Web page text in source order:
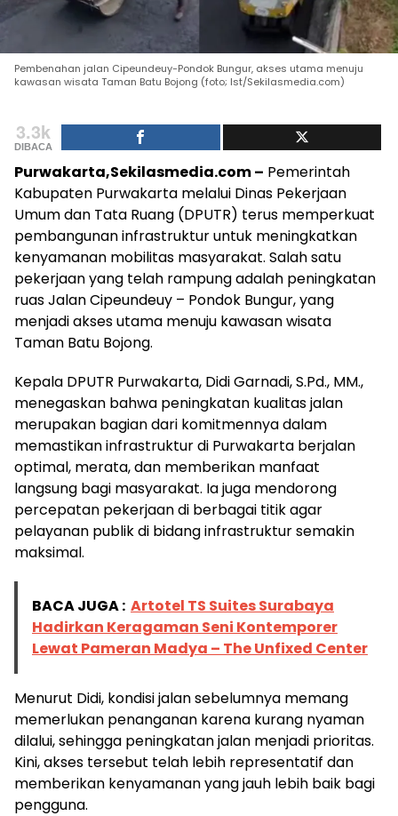
Pembenahan jalan Cipeundeuy-Pondok Bungur, akses utama menuju
kawasan wisata Taman Batu Bojong (foto; Ist/Sekilasmedia.com)
3.3k
DIBACA
Purwakarta,Sekilasmedia.com – Pemerintah
Kabupaten Purwakarta melalui Dinas Pekerjaan
Umum dan Tata Ruang (DPUTR) terus memperkuat
pembangunan infrastruktur untuk meningkatkan
kenyamanan mobilitas masyarakat. Salah satu
pekerjaan yang telah rampung adalah peningkatan
ruas Jalan Cipeundeuy – Pondok Bungur, yang
menjadi akses utama menuju kawasan wisata
Taman Batu Bojong.
Kepala DPUTR Purwakarta, Didi Garnadi, S.Pd., MM.,
menegaskan bahwa peningkatan kualitas jalan
merupakan bagian dari komitmennya dalam
memastikan infrastruktur di Purwakarta berjalan
optimal, merata, dan memberikan manfaat
langsung bagi masyarakat. Ia juga mendorong
percepatan pekerjaan di berbagai titik agar
pelayanan publik di bidang infrastruktur semakin
maksimal.
BACA JUGA : Artotel TS Suites Surabaya
Hadirkan Keragaman Seni Kontemporer
Lewat Pameran Madya – The Unfixed Center
Menurut Didi, kondisi jalan sebelumnya memang
memerlukan penanganan karena kurang nyaman
dilalui, sehingga peningkatan jalan menjadi prioritas.
Kini, akses tersebut telah lebih representatif dan
memberikan kenyamanan yang jauh lebih baik bagi
pengguna.